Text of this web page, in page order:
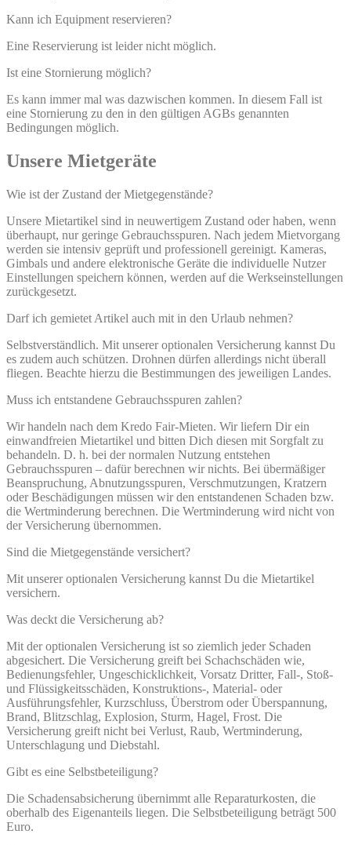
Kann ich Equipment reservieren?
Eine Reservierung ist leider nicht möglich.
Ist eine Stornierung möglich?
Es kann immer mal was dazwischen kommen. In diesem Fall ist
eine Stornierung zu den in den gültigen AGBs genannten
Bedingungen möglich.
Unsere Mietgeräte
Wie ist der Zustand der Mietgegenstände?
Unsere Mietartikel sind in neuwertigem Zustand oder haben, wenn
überhaupt, nur geringe Gebrauchsspuren. Nach jedem Mietvorgang
werden sie intensiv geprüft und professionell gereinigt. Kameras,
Gimbals und andere elektronische Geräte die individuelle Nutzer
Einstellungen speichern können, werden auf die Werkseinstellungen
zurückgesetzt.
Darf ich gemietet Artikel auch mit in den Urlaub nehmen?
Selbstverständlich. Mit unserer optionalen Versicherung kannst Du
es zudem auch schützen. Drohnen dürfen allerdings nicht überall
fliegen. Beachte hierzu die Bestimmungen des jeweiligen Landes.
Muss ich entstandene Gebrauchsspuren zahlen?
Wir handeln nach dem Kredo Fair-Mieten. Wir liefern Dir ein
einwandfreien Mietartikel und bitten Dich diesen mit Sorgfalt zu
behandeln. D. h. bei der normalen Nutzung entstehen
Gebrauchsspuren – dafür berechnen wir nichts. Bei übermäßiger
Beanspruchung, Abnutzungsspuren, Verschmutzungen, Kratzern
oder Beschädigungen müssen wir den entstandenen Schaden bzw.
die Wertminderung berechnen. Die Wertminderung wird nicht von
der Versicherung übernommen.
Sind die Mietgegenstände versichert?
Mit unserer optionalen Versicherung kannst Du die Mietartikel
versichern.
Was deckt die Versicherung ab?
Mit der optionalen Versicherung ist so ziemlich jeder Schaden
abgesichert. Die Versicherung greift bei Schachschäden wie,
Bedienungsfehler, Ungeschicklichkeit, Vorsatz Dritter, Fall-, Stoß-
und Flüssigkeitsschäden, Konstruktions-, Material- oder
Ausführungsfehler, Kurzschluss, Überstrom oder Überspannung,
Brand, Blitzschlag, Explosion, Sturm, Hagel, Frost. Die
Versicherung greift nicht bei Verlust, Raub, Wertminderung,
Unterschlagung und Diebstahl.
Gibt es eine Selbstbeteiligung?
Die Schadensabsicherung übernimmt alle Reparaturkosten, die
oberhalb des Eigenanteils liegen. Die Selbstbeteiligung beträgt 500
Euro.